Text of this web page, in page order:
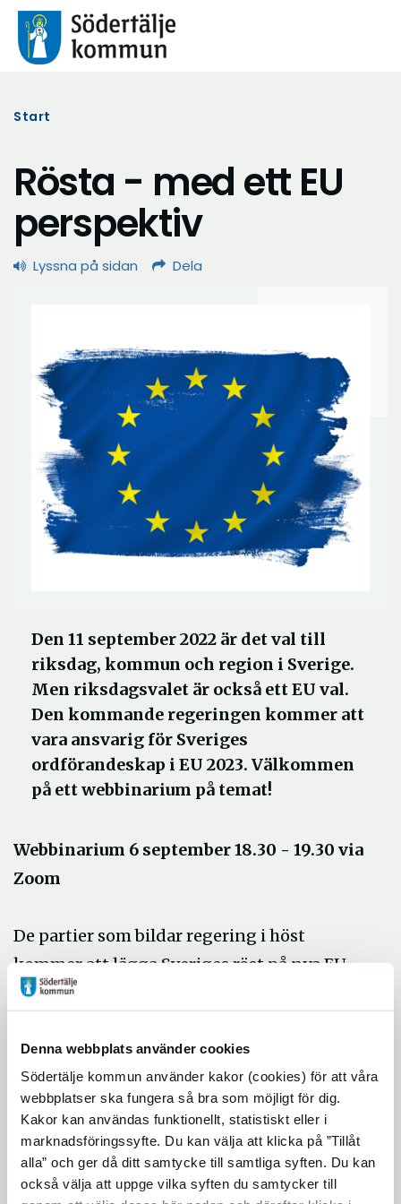
Denna webbplats använder cookies
Södertälje kommun använder kakor (cookies) för att våra
webbplatser ska fungera så bra som möjligt för dig.
Kakor kan användas funktionellt, statistiskt eller i
marknadsföringssyfte. Du kan välja att klicka på ”Tillåt
alla” och ger då ditt samtycke till samtliga syften. Du kan
också välja att uppge vilka syften du samtycker till
Start
Rösta - med ett EU
perspektiv
Lyssna på sidan Dela
Den 11 september 2022 är det val till
riksdag, kommun och region i Sverige.
Men riksdagsvalet är också ett EU val.
Den kommande regeringen kommer att
vara ansvarig för Sveriges
ordförandeskap i EU 2023. Välkommen
på ett webbinarium på temat!
Webbinarium 6 september 18.30 - 19.30 via
Zoom
De partier som bildar regering i höst
kommer att lägga Sveriges röst på nya EU-
gemensamma beslut som blir svenska lagar.
cirka 150 EU-möten att hållas i Sverige, med
en unik möjlighet att visa upp Sverige för
övriga EU länder.
Under webbinariet behandlar vi följande
frågor: